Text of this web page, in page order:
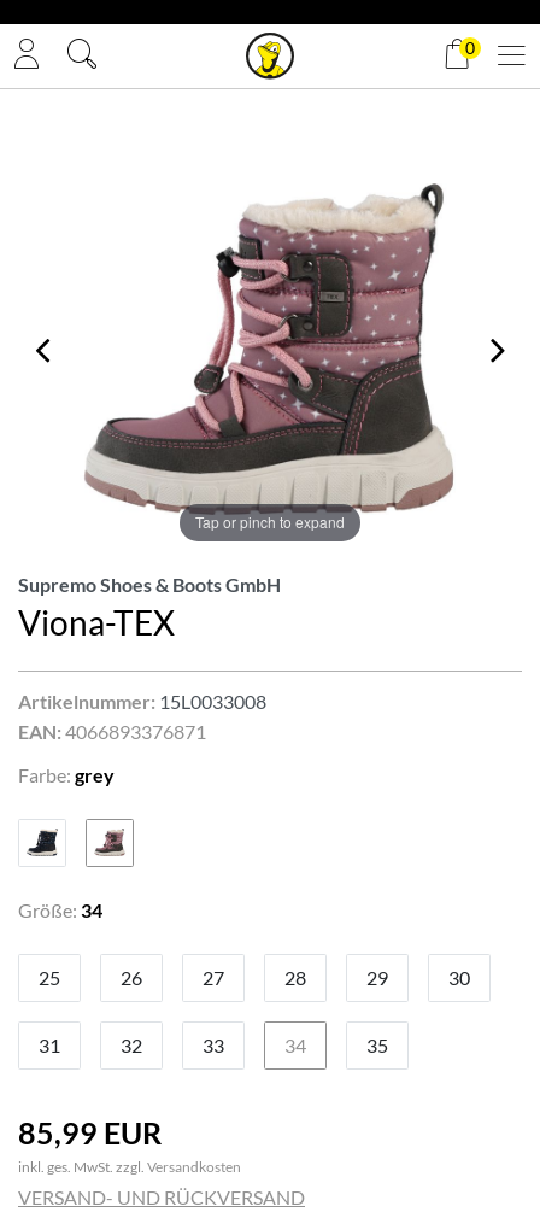
0
Tap or pinch to expand
Supremo Shoes & Boots GmbH
Viona-TEX
Artikelnummer: 15L0033008
EAN: 4066893376871
Farbe: grey
Größe: 34
25 26 27 28 29 30
31 32 33 34 35
85,99 EUR
inkl. ges. MwSt. zzgl. Versandkosten
VERSAND- UND RÜCKVERSAND